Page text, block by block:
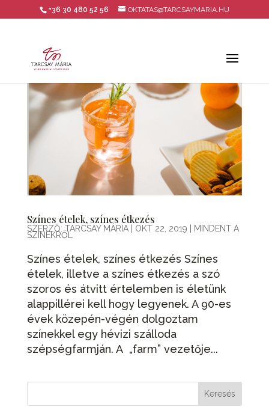
+36 30 480 52 56 OKTATAS@TARCSAYMARIA.HU
Színes ételek, színes étkezés
SZERZŐ:TARCSAY MÁRIA| OKT 22, 2019 MINDENT A
SZÍNEKRŐL
Színes ételek, színes étkezés Színes
ételek, illetve a színes étkezés a szó
szoros és átvitt értelemben is életünk
alappillérei kell hogy legyenek. A 90-es
évek közepén-végén dolgoztam
színekkel egy hévizi szálloda
szépségfarmján. A „farm” vezetője...